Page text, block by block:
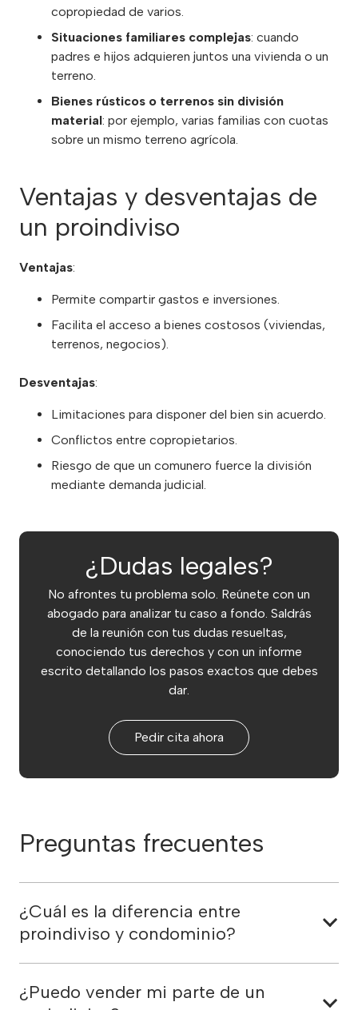
copropiedad de varios.
Situaciones familiares complejas: cuando
padres e hijos adquieren juntos una vivienda o un
terreno.
Bienes rústicos o terrenos sin división
material: por ejemplo, varias familias con cuotas
sobre un mismo terreno agrícola.
Ventajas y desventajas de
un proindiviso
Ventajas:
Permite compartir gastos e inversiones.
Facilita el acceso a bienes costosos (viviendas,
terrenos, negocios).
Desventajas:
Limitaciones para disponer del bien sin acuerdo.
Conflictos entre copropietarios.
Riesgo de que un comunero fuerce la división
mediante demanda judicial.
¿Dudas legales?
No afrontes tu problema solo. Reúnete con un
abogado para analizar tu caso a fondo. Saldrás
de la reunión con tus dudas resueltas,
conociendo tus derechos y con un informe
escrito detallando los pasos exactos que debes
dar.
Pedir cita ahora
Preguntas frecuentes
¿Cuál es la diferencia entre
proindiviso y condominio?
¿Puedo vender mi parte de un